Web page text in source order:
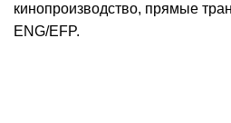
кинопроизводство, прямые
ENG/EFP.